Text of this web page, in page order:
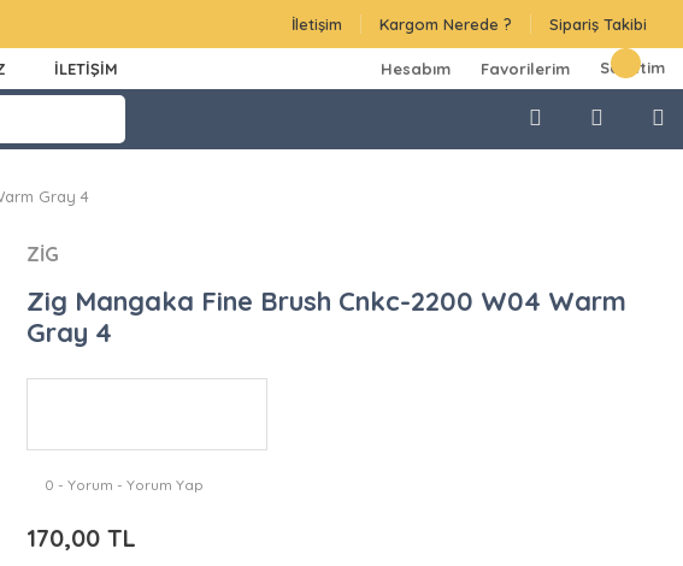
İletişim Kargom Nerede ? Sipariş Takibi
İLETİŞİM Hesabım Favorilerim Sepetim
Gray 4
ZİG
Zig Mangaka Fine Brush Cnkc-2200 W04 Warm
Gray 4
0 - Yorum - Yorum Yap
170,00 TL